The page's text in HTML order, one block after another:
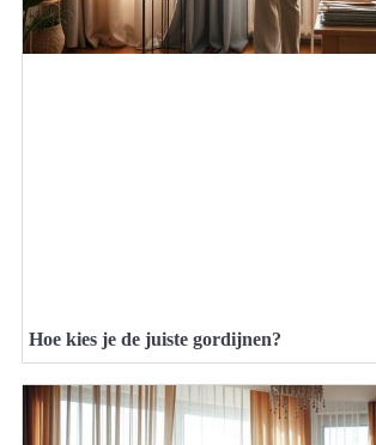
Hoe kies je de juiste gordijnen?